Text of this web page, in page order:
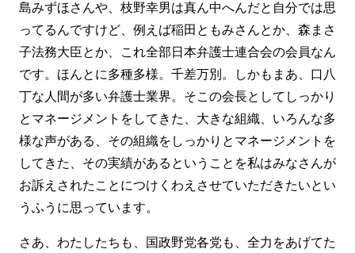
島みずほさんや、枝野幸男は真ん中へんだと自分では思
ってるんですけど、例えば稲田ともみさんとか、森まさ
子法務大臣とか、これ全部日本弁護士連合会の会員なん
です。ほんとに多種多様。千差万別。しかもまあ、口八
丁な人間が多い弁護士業界。そこの会長としてしっかり
とマネージメントをしてきた、大きな組織、いろんな多
様な声がある、その組織をしっかりとマネージメントを
してきた、その実績があるということを私はみなさんが
お訴えされたことにつけくわえさせていただきたいとい
うふうに思っています。
さあ、わたしたちも、国政野党各党も、全力をあげてた